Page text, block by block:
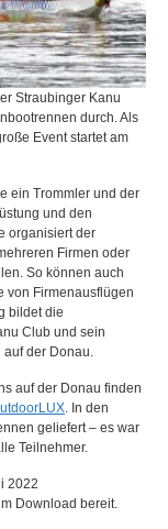
Straubinger Kanu
durch. Als
Event startet am
ein Trommler und der
und den
organisiert der
Firmen oder
So können auch
von Firmenausflügen
bildet die
Club und sein
auf der Donau.
auf der Donau finden
. In den
geliefert – es war
Teilnehmer.
2022
Download bereit.